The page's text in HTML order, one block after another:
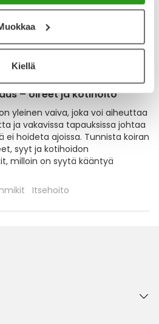
Kiellä
– oireet ja kotihoito
yleinen vaiva, joka voi aiheuttaa
ja vakavissa tapauksissa johtaa
ei hoideta ajoissa. Tunnista koiran
syyt ja kotihoidon
milloin on syytä kääntyä
Itsehoito